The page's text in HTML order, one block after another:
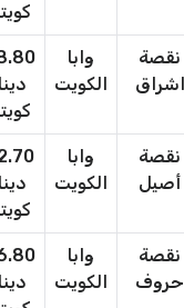
نقصة
اشراق
وابا
الكويت
نقصة
أصيل
وابا
الكويت
نقصة
حروف
وابا
الكويت